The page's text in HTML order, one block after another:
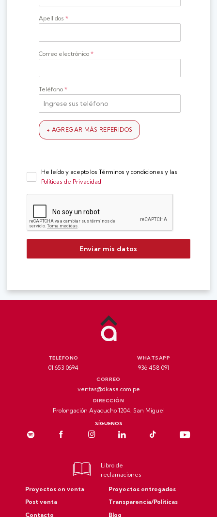
Apellidos *
Correo electrónico *
Teléfono *
He leído y acepto los Términos y condiciones y las
Políticas de Privacidad
Enviar mis datos
TELÉFONO
01 653 0694
WHATSAPP
936 458 091
CORREO
ventas@dkasa.com.pe
DIRECCIÓN
Prolongación Ayacucho 1204, San Miguel
SÍGUENOS
Libro de
reclamaciones
Proyectos en venta
Proyectos entregados
Post venta
Transparencia/Políticas
Contacto
Blog